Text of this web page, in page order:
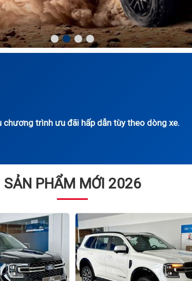
chương trình ưu đãi hấp dẫn tùy theo dòng xe.
SẢN PHẨM MỚI 2026